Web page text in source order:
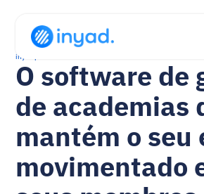
inyad para Fitness & Academia
O software de
de academias
mantém o seu
movimentado